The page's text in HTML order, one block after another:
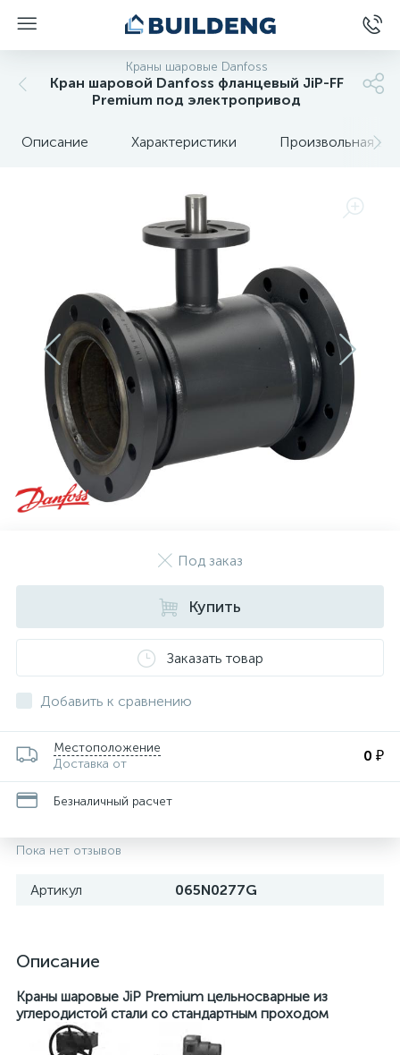
Краны шаровые Danfoss
Кран шаровой Danfoss фланцевый JiP-FF
Premium под электропривод
Описание Характеристики Произвольная
Под заказ
Купить
Заказать товар
Добавить к сравнению
Местоположение
Доставка от
0 ₽
Безналичный расчет
Пока нет отзывов
Артикул 065N0277G
Описание
Краны шаровые JiP Premium цельносварные из
углеродистой стали со стандартным проходом